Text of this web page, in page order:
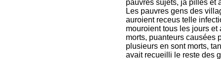
pauvres sujets, jà pillés et
Les pauvres gens des
auroient receus telle
mouroient tous les jours
morts, puanteurs causées
plusieurs en sont morts,
avait recueilli le reste des